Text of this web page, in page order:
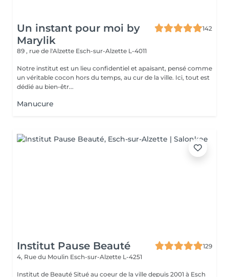
Un instant pour moi by
Marylik
142
89 , rue de l'Alzette Esch-sur-Alzette L-4011
Notre institut est un lieu confidentiel et apaisant, pensé comme
un véritable cocon hors du temps, au cur de la ville. Ici, tout est
dédié au bien-êtr...
Manucure
Institut Pause Beauté
129
4, Rue du Moulin Esch-sur-Alzette L-4251
Institut de Beauté Situé au coeur de la ville depuis 2001 à Esch